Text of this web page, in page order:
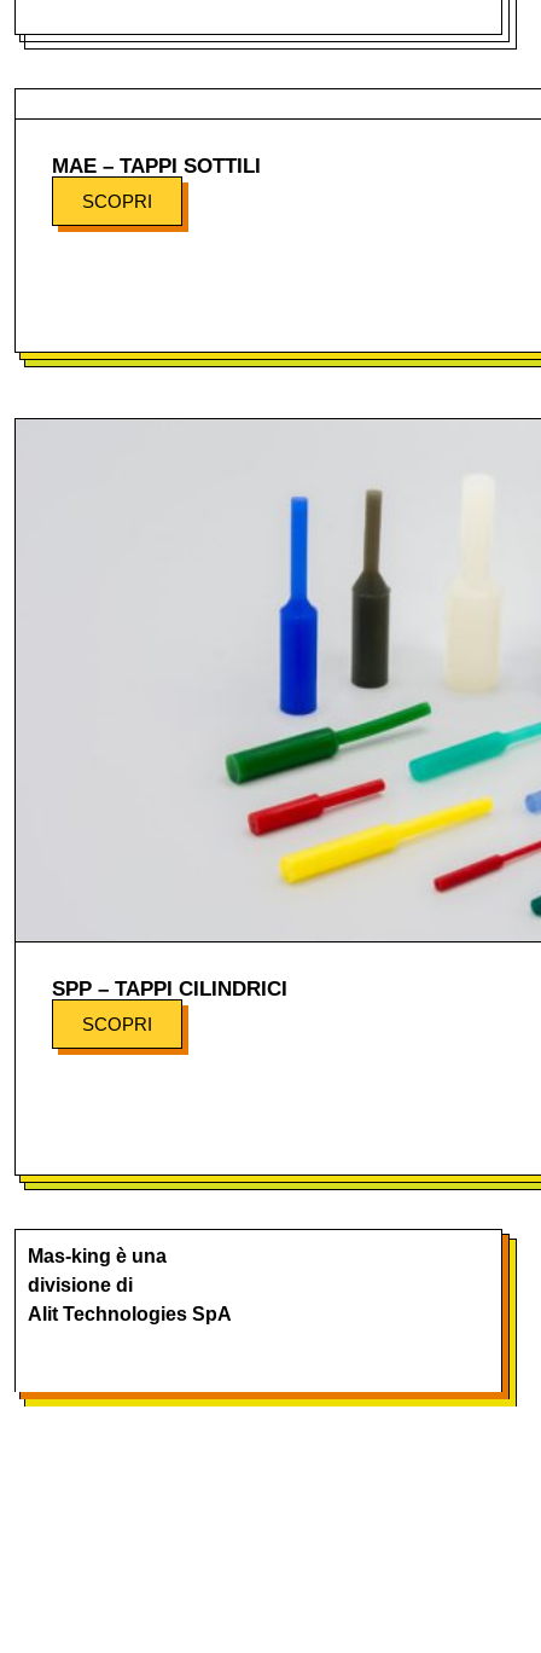
MAE – TAPPI SOTTILI
SCOPRI
SPP – TAPPI CILINDRICI
SCOPRI
Mas-king è una
divisione di
Alit Technologies SpA